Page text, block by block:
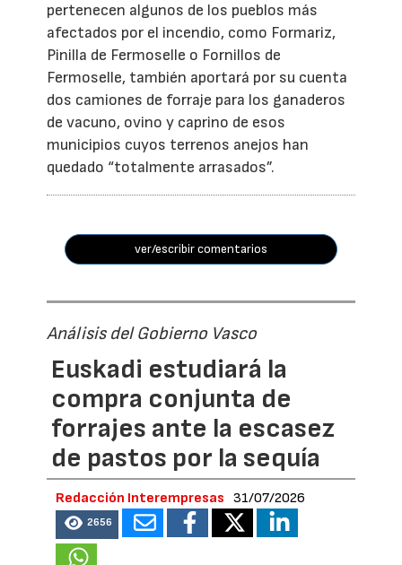
pertenecen algunos de los pueblos más
afectados por el incendio, como Formariz,
Pinilla de Fermoselle o Fornillos de
Fermoselle, también aportará por su cuenta
dos camiones de forraje para los ganaderos
de vacuno, ovino y caprino de esos
municipios cuyos terrenos anejos han
quedado “totalmente arrasados”.
ver/escribir comentarios
Análisis del Gobierno Vasco
Euskadi estudiará la
compra conjunta de
forrajes ante la escasez
de pastos por la sequía
Redacción Interempresas 31/07/2026
2656